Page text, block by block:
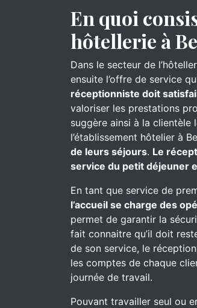
En quoi
hôtellerie à
Dans le secteur de
ensuite l’offre de service
réceptionniste doit
valoriser les prestations
suggère ainsi à la
l’établissement hôtelier à
de leurs séjours. Le
service du petit déjeuner
En tant que service de
l’accueil se charge des
permet de garantir la
fait connaitre qu’il doit
de son service, le
les comptes de chaque
journée de travail.
Pouvant travailler seul ou